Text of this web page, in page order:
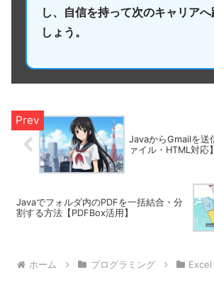
し、自信を持って次のキャリアへ
しょう。
JavaからGmailを送
ァイル・HTML対応】
Javaでフォルダ内のPDFを一括結合・分
割する方法【PDFBox活用】
ホーム プログラミング Excel